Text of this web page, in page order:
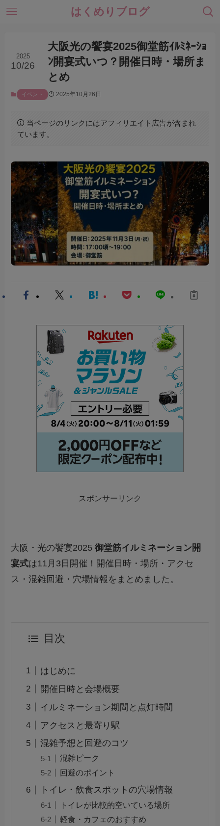
はくめりブログ
大阪光の饗宴2025御堂筋ｲﾙﾐﾈｰｼｮ
ﾝ開宴式いつ？開催日時・場所ま
とめ
2025
10/26
イベント 2025年10月26日
当ページのリンクにはアフィリエイト広告が含まれ
ています。
スポンサーリンク
大阪・光の饗宴2025御堂筋イルミネーション開
宴式は11月3日開催！開催日時・場所・アクセ
ス・混雑回避・穴場情報をまとめました。
目次
はじめに
開催日時と会場概要
イルミネーション期間と点灯時間
アクセスと最寄り駅
混雑予想と回避のコツ
混雑ピーク
回避のポイント
トイレ・飲食スポットの穴場情報
トイレが比較的空いている場所
軽食・カフェのおすすめ